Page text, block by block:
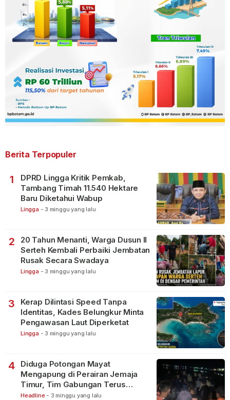
Berita Terpopuler
1
DPRD Lingga Kritik Pemkab,
Tambang Timah 11.540 Hektare
Baru Diketahui Wabup
Lingga - 3 minggu yang lalu
2
20 Tahun Menanti, Warga Dusun II
Serteh Kembali Perbaiki Jembatan
Rusak Secara Swadaya
Lingga - 3 minggu yang lalu
3
Kerap Dilintasi Speed Tanpa
Identitas, Kades Belungkur Minta
Pengawasan Laut Diperketat
Lingga - 3 minggu yang lalu
4
Diduga Potongan Mayat
Mengapung di Perairan Jemaja
Timur, Tim Gabungan Terus
Lakukan Pencarian
Headline - 3 minggu yang lalu